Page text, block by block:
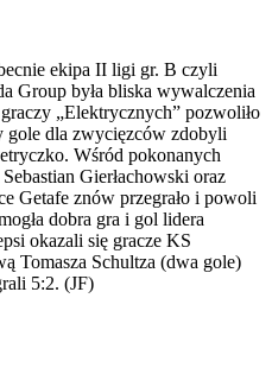
ekipa II ligi gr. B czyli
Group była bliska wywalczenia
„Elektrycznych” pozwoliło
gole dla zwycięzców zdobyli
Wśród pokonanych
Gierłachowski oraz
Getafe znów przegrało i powoli
dobra gra i gol lidera
okazali się gracze KS
Tomasza Schultza (dwa gole)
5:2. (JF)